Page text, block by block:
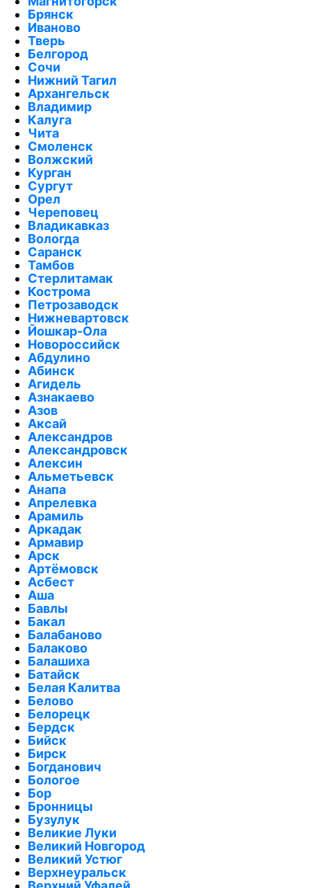
Брянск
Иваново
Тверь
Белгород
Сочи
Нижний Тагил
Архангельск
Владимир
Калуга
Чита
Смоленск
Волжский
Курган
Сургут
Орел
Череповец
Владикавказ
Вологда
Саранск
Тамбов
Стерлитамак
Кострома
Петрозаводск
Нижневартовск
Йошкар-Ола
Новороссийск
Абдулино
Абинск
Агидель
Азнакаево
Азов
Аксай
Александров
Александровск
Алексин
Альметьевск
Анапа
Апрелевка
Арамиль
Аркадак
Армавир
Арск
Артёмовск
Асбест
Аша
Бавлы
Бакал
Балабаново
Балаково
Балашиха
Батайск
Белая Калитва
Белово
Белорецк
Бердск
Бийск
Бирск
Богданович
Бологое
Бор
Бронницы
Бузулук
Великие Луки
Великий Новгород
Великий Устюг
Верхнеуральск